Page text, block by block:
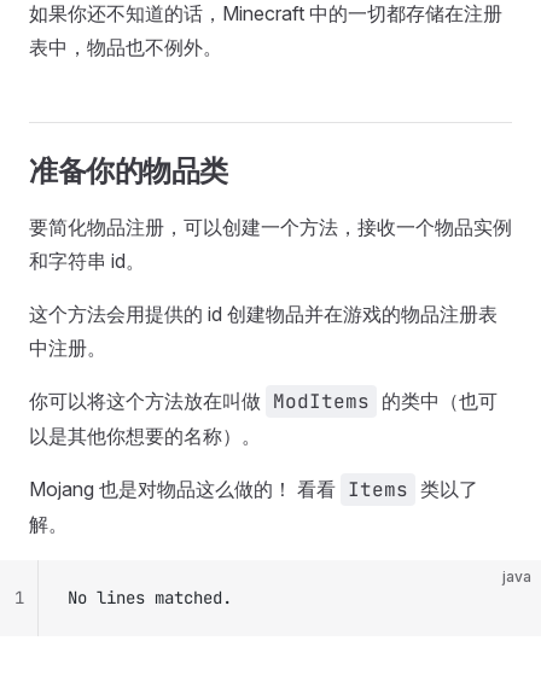
如果你还不知道的话，Minecraft 中的一切都存储在注册
表中，物品也不例外。
准备你的物品类
要简化物品注册，可以创建一个方法，接收一个物品实例
和字符串 id。
这个方法会用提供的 id 创建物品并在游戏的物品注册表
中注册。
你可以将这个方法放在叫做 ModItems 的类中（也可
以是其他你想要的名称）。
Mojang 也是对物品这么做的！ 看看 Items 类以了
解。
java
No lines matched.
1